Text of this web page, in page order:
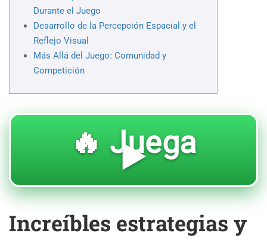
Durante el Juego
Desarrollo de la Percepción Espacial y el
Reflejo Visual
Más Allá del Juego: Comunidad y
Competición
🔥 Juega
▶️
Increíbles estrategias y